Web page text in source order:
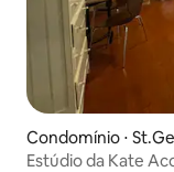
Condomínio ⋅
Estúdio da Kate Acomoda até 2 pessoas 1 cama queen